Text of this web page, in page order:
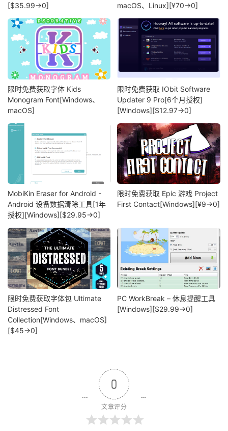
[$35.99→0]
macOS、Linux][¥70→0]
限时免费获取字体 Kids
Monogram Font[Windows、
macOS]
限时免费获取 IObit Software
Updater 9 Pro[6个月授权]
[Windows][$12.97→0]
MobiKin Eraser for Android -
Android 设备数据清除工具[1年
授权][Windows][$29.95→0]
限时免费获取 Epic 游戏 Project
First Contact[Windows][¥9→0]
限时免费获取字体包 Ultimate
Distressed Font
Collection[Windows、macOS]
[$45→0]
PC WorkBreak – 休息提醒工具
[Windows][$29.99→0]
0
文章评分